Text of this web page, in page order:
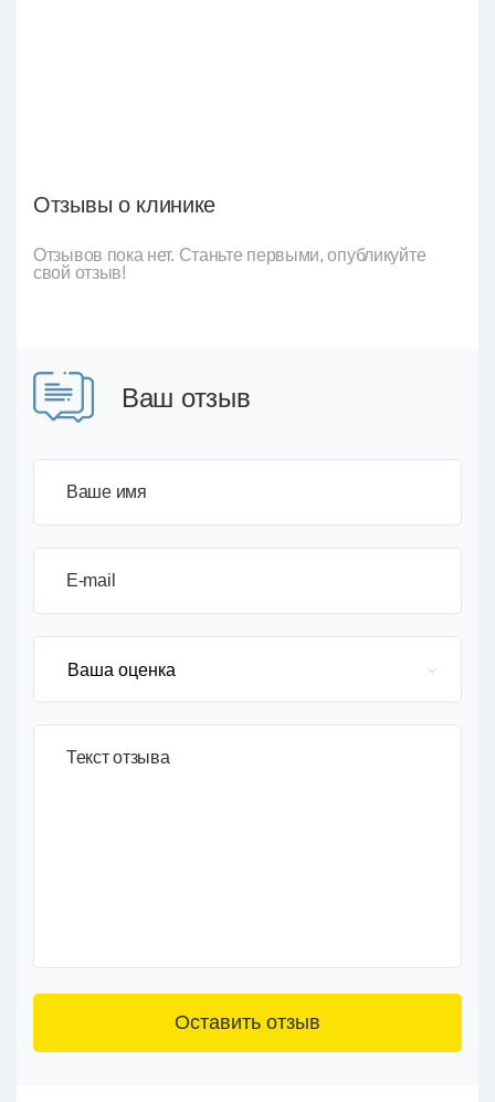
Отзывы о клинике
Отзывов пока нет. Станьте первыми, опубликуйте
свой отзыв!
Ваш отзыв
Ваше имя
E-mail
Текст отзыва